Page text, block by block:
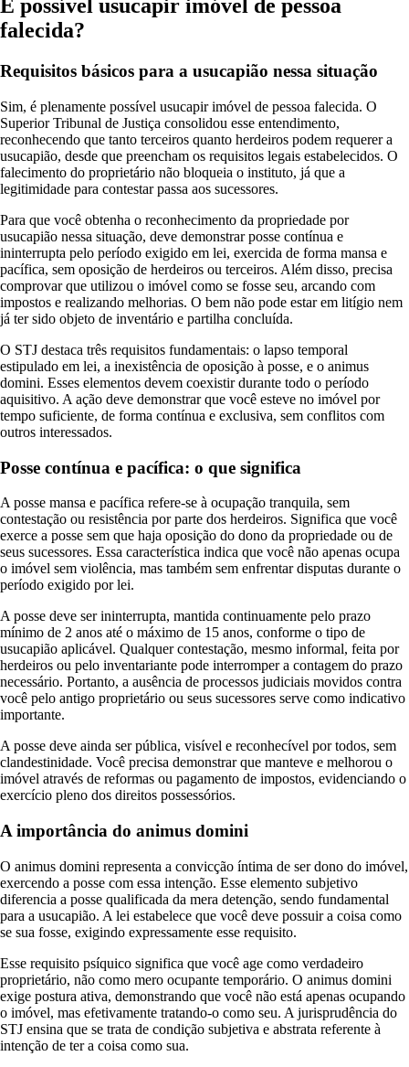
É possível usucapir imóvel de pessoa
falecida?
Requisitos básicos para a usucapião nessa situação
Sim, é plenamente possível usucapir imóvel de pessoa falecida. O
Superior Tribunal de Justiça consolidou esse entendimento,
reconhecendo que tanto terceiros quanto herdeiros podem requerer a
usucapião, desde que preencham os requisitos legais estabelecidos. O
falecimento do proprietário não bloqueia o instituto, já que a
legitimidade para contestar passa aos sucessores.
Para que você obtenha o reconhecimento da propriedade por
usucapião nessa situação, deve demonstrar posse contínua e
ininterrupta pelo período exigido em lei, exercida de forma mansa e
pacífica, sem oposição de herdeiros ou terceiros. Além disso, precisa
comprovar que utilizou o imóvel como se fosse seu, arcando com
impostos e realizando melhorias. O bem não pode estar em litígio nem
já ter sido objeto de inventário e partilha concluída.
O STJ destaca três requisitos fundamentais: o lapso temporal
estipulado em lei, a inexistência de oposição à posse, e o animus
domini. Esses elementos devem coexistir durante todo o período
aquisitivo. A ação deve demonstrar que você esteve no imóvel por
tempo suficiente, de forma contínua e exclusiva, sem conflitos com
outros interessados.
Posse contínua e pacífica: o que significa
A posse mansa e pacífica refere-se à ocupação tranquila, sem
contestação ou resistência por parte dos herdeiros. Significa que você
exerce a posse sem que haja oposição do dono da propriedade ou de
seus sucessores. Essa característica indica que você não apenas ocupa
o imóvel sem violência, mas também sem enfrentar disputas durante o
período exigido por lei.
A posse deve ser ininterrupta, mantida continuamente pelo prazo
mínimo de 2 anos até o máximo de 15 anos, conforme o tipo de
usucapião aplicável. Qualquer contestação, mesmo informal, feita por
herdeiros ou pelo inventariante pode interromper a contagem do prazo
necessário. Portanto, a ausência de processos judiciais movidos contra
você pelo antigo proprietário ou seus sucessores serve como indicativo
importante.
A posse deve ainda ser pública, visível e reconhecível por todos, sem
clandestinidade. Você precisa demonstrar que manteve e melhorou o
imóvel através de reformas ou pagamento de impostos, evidenciando o
exercício pleno dos direitos possessórios.
A importância do animus domini
O animus domini representa a convicção íntima de ser dono do imóvel,
exercendo a posse com essa intenção. Esse elemento subjetivo
diferencia a posse qualificada da mera detenção, sendo fundamental
para a usucapião. A lei estabelece que você deve possuir a coisa como
se sua fosse, exigindo expressamente esse requisito.
Esse requisito psíquico significa que você age como verdadeiro
proprietário, não como mero ocupante temporário. O animus domini
exige postura ativa, demonstrando que você não está apenas ocupando
o imóvel, mas efetivamente tratando-o como seu. A jurisprudência do
STJ ensina que se trata de condição subjetiva e abstrata referente à
intenção de ter a coisa como sua.